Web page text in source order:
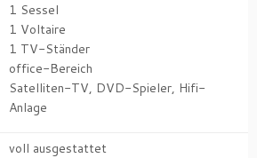
1 Sessel
1 Voltaire
1 TV-Ständer
office-Bereich
Satelliten-TV, DVD-Spieler, Hifi-
Anlage
voll ausgestattet